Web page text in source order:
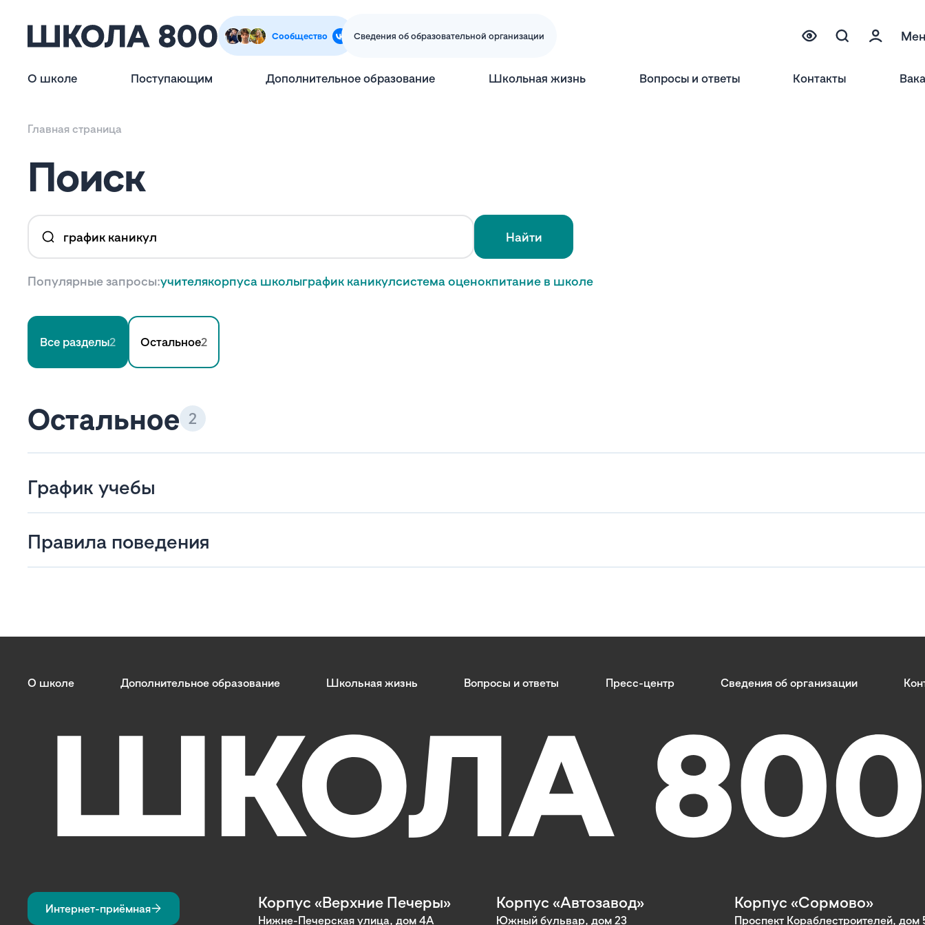
Сообщество Сведения об образовательной организации
О школе Поступающим Дополнительное образование Школьная жизнь Вопросы и ответы Контакты
Главная страница
Поиск
Найти
Популярные запросы:учителякорпуса школыграфик каникулсистема оценокпитание в школе
Все разделы2 Остальное2
Остальное 2
График учебы
Правила поведения
О школе Дополнительное образование Школьная жизнь Вопросы и ответы Пресс-центр Сведения об организации
Интернет-приёмная Корпус «Верхние Печеры»
Нижне-Печерская улица, дом 4А
Корпус «Автозавод»
Южный бульвар, дом 23
Корпус «Сормово»
Проспект Кораблестроителей, дом